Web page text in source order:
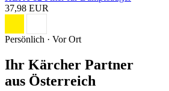
37,98 EUR
Persönlich · Vor Ort
Ihr Kärcher Partner
aus Österreich